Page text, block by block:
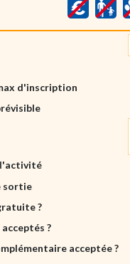
d'inscription
l'activité
sortie
?
?
acceptée ?